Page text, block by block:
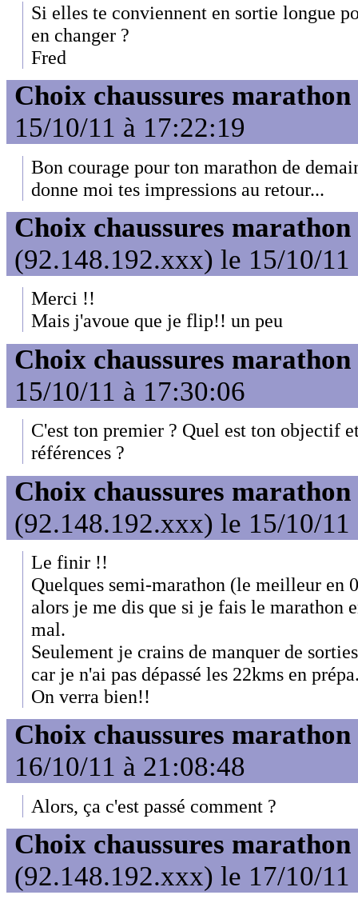
Si elles te conviennent en sortie longue
en changer ?
Fred
Choix chaussures marathon
15/10/11 à 17:22:19
Bon courage pour ton marathon de
donne moi tes impressions au retour...
Choix chaussures marathon
(92.148.192.xxx) le 15/10/11
Merci !!
Mais j'avoue que je flip!! un peu
Choix chaussures marathon
15/10/11 à 17:30:06
C'est ton premier ? Quel est ton objectif
références ?
Choix chaussures marathon
(92.148.192.xxx) le 15/10/11
Le finir !!
Quelques semi-marathon (le meilleur en
alors je me dis que si je fais le marathon
mal.
Seulement je crains de manquer de
car je n'ai pas dépassé les 22kms en
On verra bien!!
Choix chaussures marathon
16/10/11 à 21:08:48
Alors, ça c'est passé comment ?
Choix chaussures marathon
(92.148.192.xxx) le 17/10/11